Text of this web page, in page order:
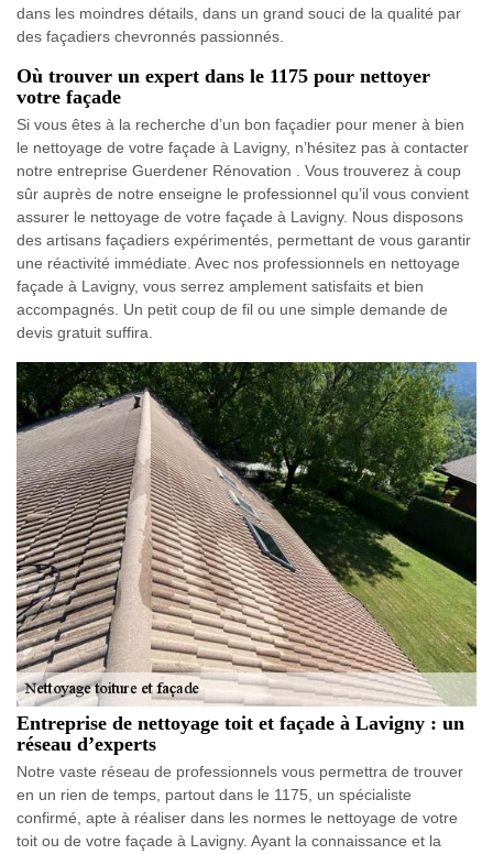
dans les moindres détails, dans un grand souci de la qualité par
des façadiers chevronnés passionnés.
Où trouver un expert dans le 1175 pour nettoyer
votre façade
Si vous êtes à la recherche d’un bon façadier pour mener à bien
le nettoyage de votre façade à Lavigny, n’hésitez pas à contacter
notre entreprise Guerdener Rénovation . Vous trouverez à coup
sûr auprès de notre enseigne le professionnel qu’il vous convient
assurer le nettoyage de votre façade à Lavigny. Nous disposons
des artisans façadiers expérimentés, permettant de vous garantir
une réactivité immédiate. Avec nos professionnels en nettoyage
façade à Lavigny, vous serrez amplement satisfaits et bien
accompagnés. Un petit coup de fil ou une simple demande de
devis gratuit suffira.
Entreprise de nettoyage toit et façade à Lavigny : un
réseau d’experts
Notre vaste réseau de professionnels vous permettra de trouver
en un rien de temps, partout dans le 1175, un spécialiste
confirmé, apte à réaliser dans les normes le nettoyage de votre
toit ou de votre façade à Lavigny. Ayant la connaissance et la